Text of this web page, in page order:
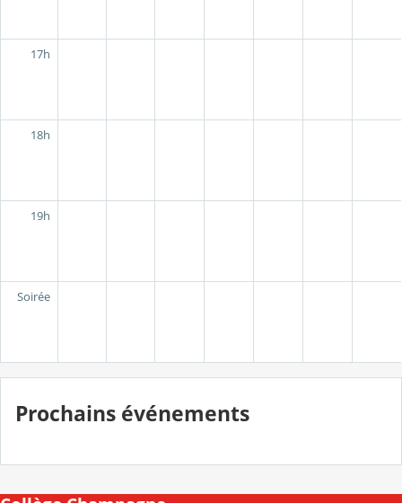
17h
18h
19h
Soirée
Prochains événements